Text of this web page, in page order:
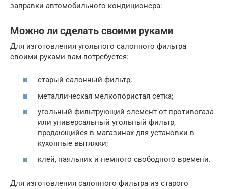
заправки автомобильного кондиционера:
Можно ли сделать своими руками
Для изготовления угольного салонного фильтра
своими руками вам потребуется:
старый салонный фильтр;
металлическая мелкопористая сетка;
угольный фильтрующий элемент от противогаза
или универсальный угольный фильтр,
продающийся в магазинах для установки в
кухонные вытяжки;
клей, паяльник и немного свободного времени.
Для изготовления салонного фильтра из старого